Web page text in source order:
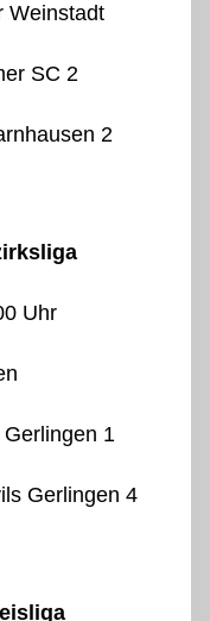
Weinstadt
SC 2
2
Uhr
1
Gerlingen 4